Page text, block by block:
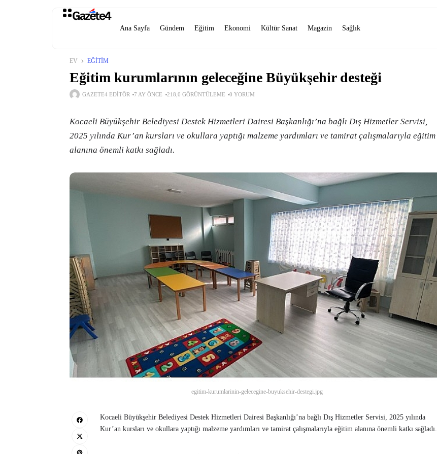
Ana Sayfa Gündem Eğitim Ekonomi Kültür Sanat Magazin Sağlık
EV EĞITIM
Eğitim kurumlarının geleceğine Büyükşehir desteği
GAZETE4 EDITÖR 7 AY ÖNCE 218,0 GÖRÜNTÜLEME 0 YORUM
Kocaeli Büyükşehir Belediyesi Destek Hizmetleri Dairesi Başkanlığı’na bağlı Dış Hizmetler Servisi,
2025 yılında Kur’an kursları ve okullara yaptığı malzeme yardımları ve tamirat çalışmalarıyla eğitim
alanına önemli katkı sağladı.
egitim-kurumlarinin-gelecegine-buyuksehir-destegi.jpg
Kocaeli Büyükşehir Belediyesi Destek Hizmetleri Dairesi Başkanlığı’na bağlı Dış Hizmetler Servisi, 2025 yılında
Kur’an kursları ve okullara yaptığı malzeme yardımları ve tamirat çalışmalarıyla eğitim alanına önemli katkı sağladı.